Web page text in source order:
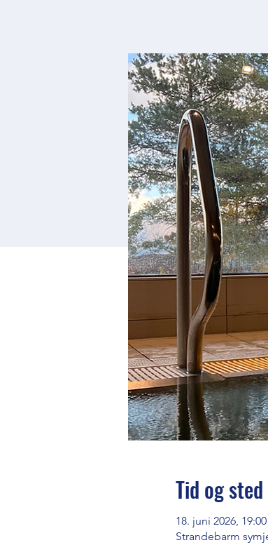
Tid og sted
18. juni 2026,
Strandebarm